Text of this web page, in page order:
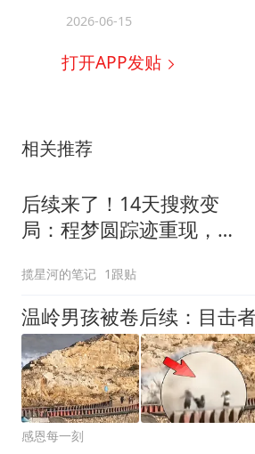
2026-06-15
打开APP发贴
相关推荐
后续来了！14天搜救变
局：程梦圆踪迹重现，张
揽星河的笔记 1跟贴
感恩每一刻